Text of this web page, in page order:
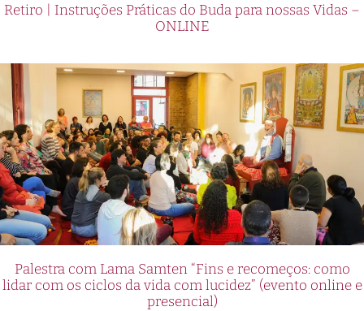
Retiro | Instruções Práticas do Buda para nossas Vidas –
ONLINE
Palestra com Lama Samten “Fins e recomeços: como
lidar com os ciclos da vida com lucidez” (evento online e
presencial)